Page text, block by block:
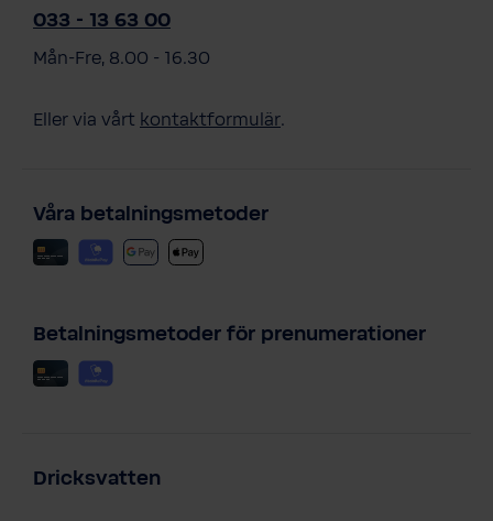
033 - 13 63 00
Mån-Fre, 8.00 - 16.30
Eller via vårt kontaktformulär.
Våra betalningsmetoder
Betalningsmetoder för prenumerationer
Dricksvatten